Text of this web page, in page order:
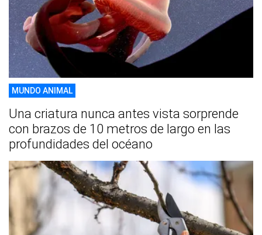
MUNDO ANIMAL
Una criatura nunca antes vista sorprende
con brazos de 10 metros de largo en las
profundidades del océano